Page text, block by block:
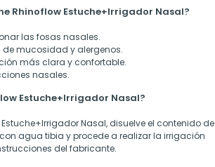
Rhinoflow Estuche+Irrigador Nasal?
las fosas nasales.
mucosidad y alergenos.
más clara y confortable.
nasales.
Estuche+Irrigador Nasal?
Nasal, disuelve el contenido de
agua tibia y procede a realizar la irrigación
del fabricante.